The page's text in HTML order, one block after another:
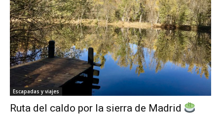
Escapadas y viajes
Ruta del caldo por la sierra de Madrid